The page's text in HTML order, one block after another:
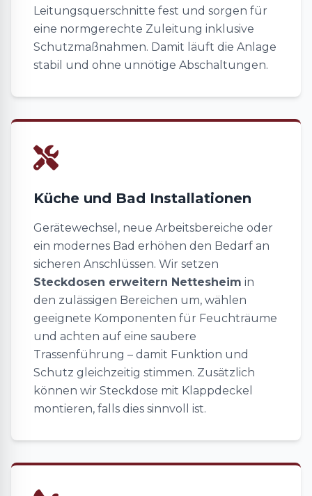
Leitungsquerschnitte fest und sorgen für
eine normgerechte Zuleitung inklusive
Schutzmaßnahmen. Damit läuft die Anlage
stabil und ohne unnötige Abschaltungen.
Küche und Bad Installationen
Gerätewechsel, neue Arbeitsbereiche oder
ein modernes Bad erhöhen den Bedarf an
sicheren Anschlüssen. Wir setzen
Steckdosen erweitern Nettesheim in
den zulässigen Bereichen um, wählen
geeignete Komponenten für Feuchträume
und achten auf eine saubere
Trassenführung – damit Funktion und
Schutz gleichzeitig stimmen. Zusätzlich
können wir Steckdose mit Klappdeckel
montieren, falls dies sinnvoll ist.